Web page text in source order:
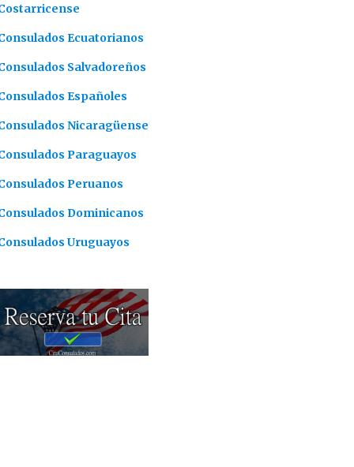
Ecuatorianos
Salvadoreños
Españoles
Nicaragüense
Paraguayos
Peruanos
Dominicanos
Uruguayos